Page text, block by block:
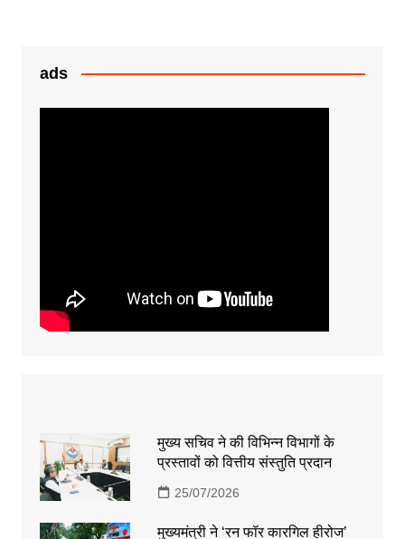
ads
मुख्य सचिव ने की विभिन्न विभागों के
प्रस्तावों को वित्तीय संस्तुति प्रदान
25/07/2026
मुख्यमंत्री ने ‘रन फॉर कारगिल हीरोज’